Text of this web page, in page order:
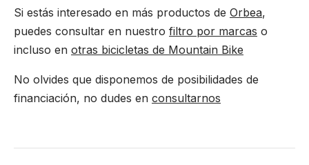
Si estás interesado en más productos de Orbea,
puedes consultar en nuestro filtro por marcas o
incluso en otras bicicletas de Mountain Bike
No olvides que disponemos de posibilidades de
financiación, no dudes en consultarnos